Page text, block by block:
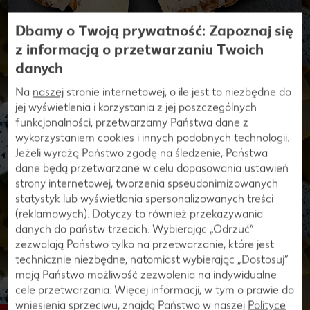
Rambol orzechowy
Francuski Rambol to ser topiony wytwarzany z mleka
krowiego i dojrzewający przez 2 tygodnie. Charakteryzuje
się miąższem w kolorze kości słoniowej, przekładanym
orzechowym kremem lub obłożonym całymi orzechami
włoskimi. Posiada śmietankowy smak i kremową
konsystencję, która powoduje, że ser delikatnie rozpływa się
w ustach. Dzięki warstwie orzechów Rambol stanowi bardzo
ładną dekorację na desce serów. Warto też podawać go na
zakończenie posiłku w połączeniu z winogronami lub
deserowym winem.
Dbamy o Twoją prywatność: Zapoznaj się
z informacją o przetwarzaniu Twoich
danych
Na naszej stronie internetowej, o ile jest to niezbędne do
jej wyświetlenia i korzystania z jej poszczególnych
funkcjonalności, przetwarzamy Państwa dane z
wykorzystaniem cookies i innych podobnych technologii.
Jeżeli wyrażą Państwo zgodę na śledzenie, Państwa
dane będą przetwarzane w celu dopasowania ustawień
strony internetowej, tworzenia spseudonimizowanych
statystyk lub wyświetlania spersonalizowanych treści
(reklamowych). Dotyczy to również przekazywania
danych do państw trzecich. Wybierając „Odrzuć“
zezwalają Państwo tylko na przetwarzanie, które jest
technicznie niezbędne, natomiast wybierając „Dostosuj”
mają Państwo możliwość zezwolenia na indywidualne
cele przetwarzania. Więcej informacji, w tym o prawie do
wniesienia sprzeciwu, znajdą Państwo w naszej Polityce